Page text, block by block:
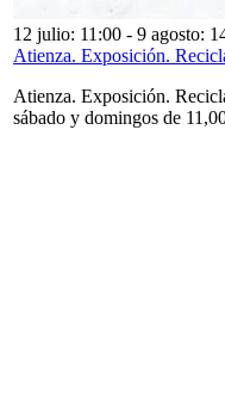
12 julio: 11:00 - 9 agosto:
Atienza. Exposición.
Atienza. Exposición.
sábado y domingos de